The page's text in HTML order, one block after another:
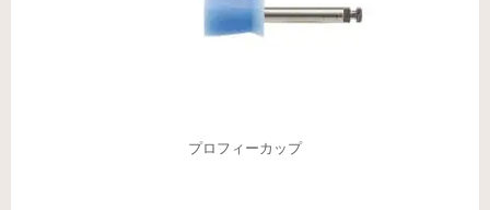
プロフィーカップ